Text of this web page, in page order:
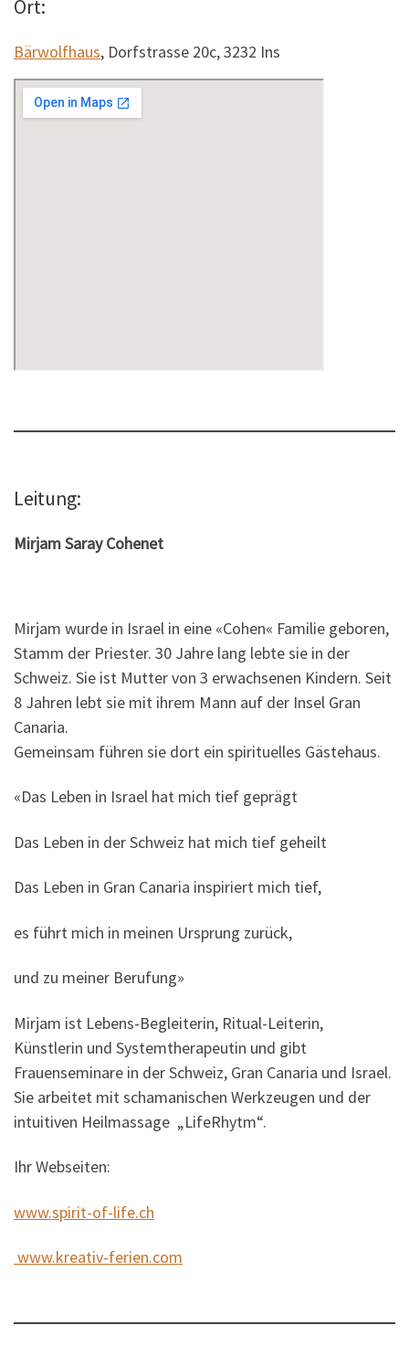
Ort:
Bärwolfhaus, Dorfstrasse 20c, 3232 Ins
Leitung:
Mirjam Saray Cohenet
Mirjam wurde in Israel in eine «Cohen« Familie geboren,
Stamm der Priester. 30 Jahre lang lebte sie in der
Schweiz. Sie ist Mutter von 3 erwachsenen Kindern. Seit
8 Jahren lebt sie mit ihrem Mann auf der Insel Gran
Canaria.
Gemeinsam führen sie dort ein spirituelles Gästehaus.
«Das Leben in Israel hat mich tief geprägt
Das Leben in der Schweiz hat mich tief geheilt
Das Leben in Gran Canaria inspiriert mich tief,
es führt mich in meinen Ursprung zurück,
und zu meiner Berufung»
Mirjam ist Lebens-Begleiterin, Ritual-Leiterin,
Künstlerin und Systemtherapeutin und gibt
Frauenseminare in der Schweiz, Gran Canaria und Israel.
Sie arbeitet mit schamanischen Werkzeugen und der
intuitiven Heilmassage „LifeRhytm“.
Ihr Webseiten:
www.spirit-of-life.ch
www.kreativ-ferien.com